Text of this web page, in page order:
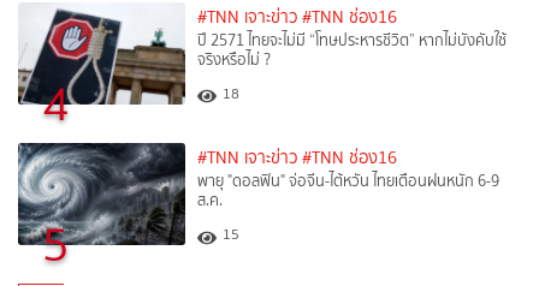
4
#TNN เจาะข่าว #TNN ช่อง16
ปี 2571 ไทยจะไม่มี “โทษประหารชีวิต” หากไม่บังคับใช้
จริงหรือไม่ ?​
18
5
#TNN เจาะข่าว #TNN ช่อง16
พายุ "ดอลฟิน" จ่อจีน-ไต้หวัน ไทยเตือนฝนหนัก 6-9
ส.ค.
15